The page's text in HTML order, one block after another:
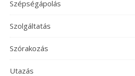
Szépségápolás
Szolgáltatás
Szórakozás
Utazás